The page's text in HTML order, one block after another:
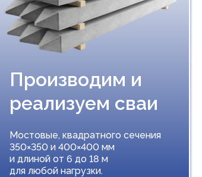
Производим и
реализуем сваи
Мостовые, квадратного сечения
350×350 и 400×400 мм
и длиной от 6 до 18 м
для любой нагрузки.